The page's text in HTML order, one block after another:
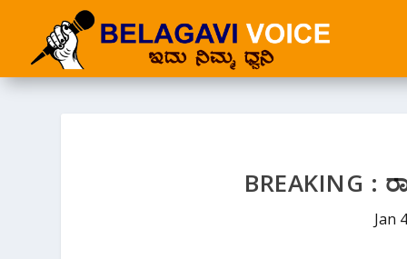
BREAKING :
Jan